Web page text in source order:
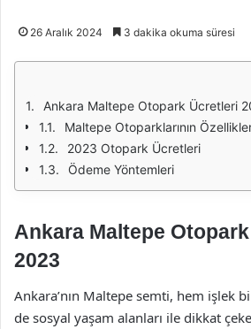
26 Aralık 2024 3 dakika okuma süresi
Ankara Maltepe Otopark Ücretleri
Maltepe Otoparklarının
2023 Otopark Ücretleri
Ödeme Yöntemleri
Ankara Maltepe
2023
Ankara’nın Maltepe semti, hem işlek
de sosyal yaşam alanları ile dikkat